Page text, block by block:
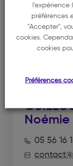
Noémie
05 56 16
l'expérience
préférences
"Accepter",
cookies.
cookies
Préférences